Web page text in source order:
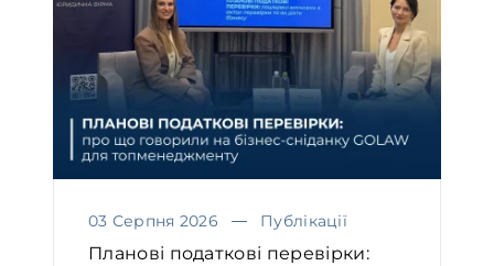
03 Серпня 2026 Публікації
Планові податкові перевірки: